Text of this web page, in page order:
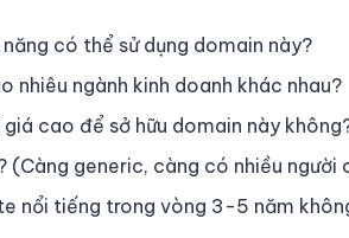
có thể sử dụng domain này?
nhiêu ngành kinh doanh khác nhau?
cao để sở hữu domain này
(Càng generic, càng có nhiều người
nổi tiếng trong vòng 3-5 năm